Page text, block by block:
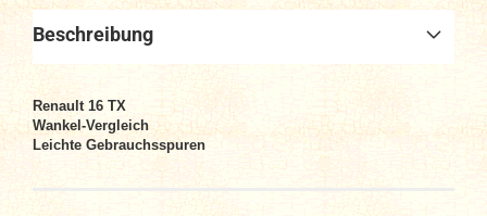
Beschreibung
Renault 16 TX
Wankel-Vergleich
Leichte Gebrauchsspuren